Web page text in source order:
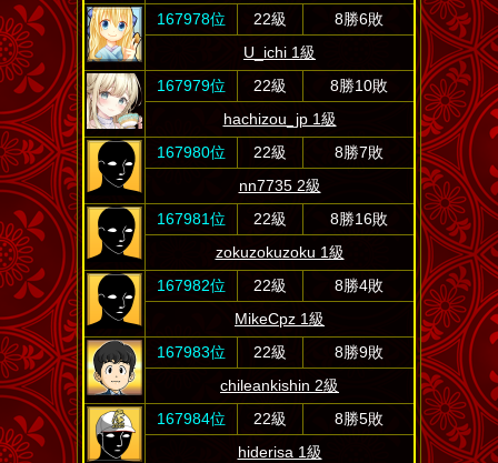
167978位
22級
8勝6敗
U_ichi 1級
167979位
22級
8勝10敗
hachizou_jp 1級
167980位
22級
8勝7敗
nn7735 2級
167981位
22級
8勝16敗
zokuzokuzoku 1級
167982位
22級
8勝4敗
MikeCpz 1級
167983位
22級
8勝9敗
chileankishin 2級
167984位
22級
8勝5敗
hiderisa 1級